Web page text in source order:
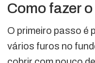
Como fazer
O primeiro passo é
vários furos no